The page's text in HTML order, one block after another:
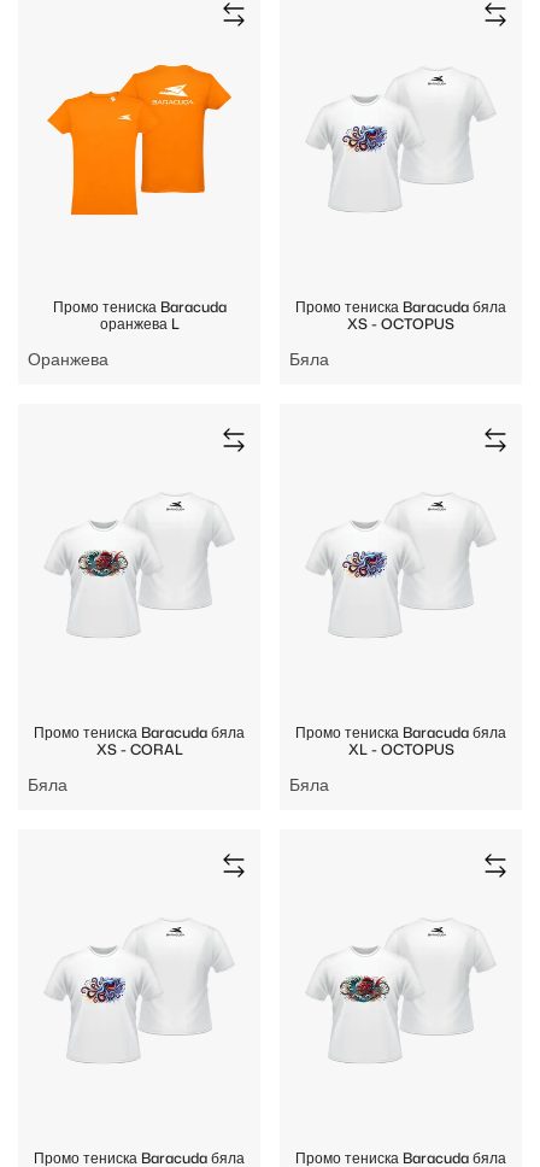
Промо тениска Baracuda
оранжева L
Оранжева
Промо тениска Baracuda бяла
XS - OCTOPUS
Бяла
Промо тениска Baracuda бяла
XS - CORAL
Бяла
Промо тениска Baracuda бяла
XL - OCTOPUS
Бяла
Промо тениска Baracuda бяла
Промо тениска Baracuda бяла